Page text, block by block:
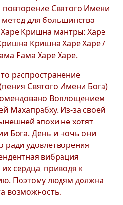
повторение Святого Имени
для большинства
Кришна мантры: Харе
Кришна Харе Харе /
Рама Харе Харе.
распространение
Святого Имени Бога)
Воплощением
Махапрабху. Из-за своей
эпохи не хотят
Бога. День и ночь они
ради удовлетворения
вибрация
сердца, приводя к
Поэтому людям должна
возможность.